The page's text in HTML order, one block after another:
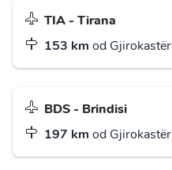
TIA - Tirana
153 km od Gjirokastër
BDS - Brindisi
197 km od Gjirokastër